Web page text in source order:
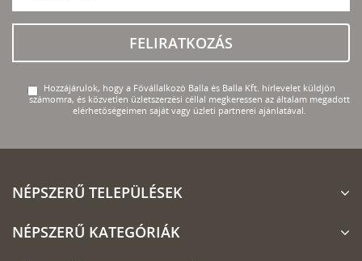
FELIRATKOZÁS
Hozzájárulok, hogy a Fővállalkozó Balla és Balla Kft. hírlevelet küldjön
számomra, és közvetlen üzletszerzési céllal megkeressen az általam megadott
elérhetőségeimen saját vagy üzleti partnerei ajánlatával.
NÉPSZERŰ TELEPÜLÉSEK
NÉPSZERŰ KATEGÓRIÁK